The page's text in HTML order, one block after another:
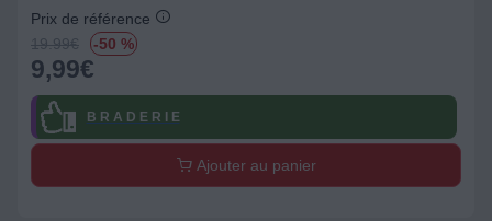
Prix de référence
19.99€ -50 %
9,99€
B R A D E R I E
Ajouter au panier